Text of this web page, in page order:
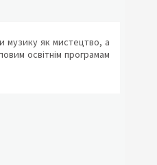
музику як мистецтво, а
освітнім програмам